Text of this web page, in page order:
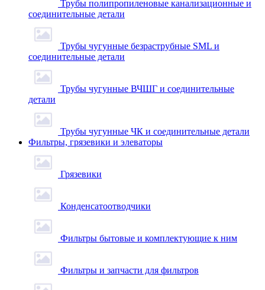
Трубы полипропиленовые канализационные и
соединительные детали
Трубы чугунные безраструбные SML и
соединительные детали
Трубы чугунные ВЧШГ и соединительные
детали
Трубы чугунные ЧК и соединительные детали
Фильтры, грязевики и элеваторы
Грязевики
Конденсатоотводчики
Фильтры бытовые и комплектующие к ним
Фильтры и запчасти для фильтров